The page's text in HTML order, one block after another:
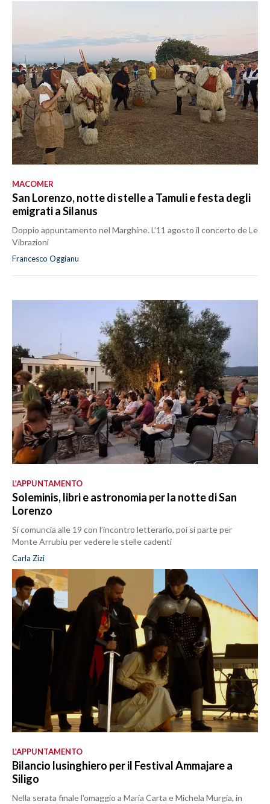
MACOMER
San Lorenzo, notte di stelle a Tamuli e festa degli
emigrati a Silanus
Doppio appuntamento nel Marghine. L’11 agosto il concerto de Le
Vibrazioni
Francesco Oggianu
L’APPUNTAMENTO
Soleminis, libri e astronomia per la notte di San
Lorenzo
Si comuncia alle 19 con l’incontro letterario, poi si parte per
Monte Arrubiu per vedere le stelle cadenti
Carla Zizi
L’APPUNTAMENTO
Bilancio lusinghiero per il Festival Ammajare a
Siligo
Nella serata finale l'omaggio a Maria Carta e Michela Murgia, in